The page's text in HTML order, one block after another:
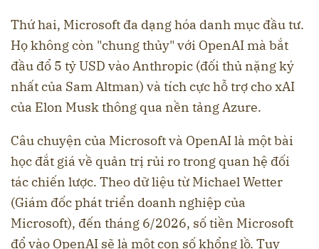
Thứ hai, Microsoft đa dạng hóa danh mục đầu tư.
Họ không còn "chung thủy" với OpenAI mà bắt
đầu đổ 5 tỷ USD vào Anthropic (đối thủ nặng ký
nhất của Sam Altman) và tích cực hỗ trợ cho xAI
của Elon Musk thông qua nền tảng Azure.
Câu chuyện của Microsoft và OpenAI là một bài
học đắt giá về quản trị rủi ro trong quan hệ đối
tác chiến lược. Theo dữ liệu từ Michael Wetter
(Giám đốc phát triển doanh nghiệp của
Microsoft), đến tháng 6/2026, số tiền Microsoft
đổ vào OpenAI sẽ là một con số khổng lồ. Tuy